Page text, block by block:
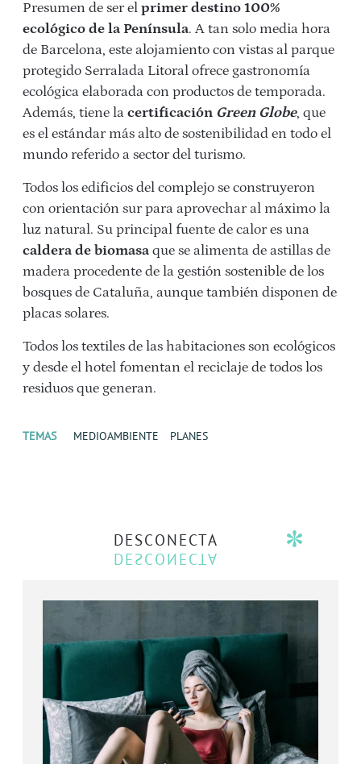
Presumen de ser el primer destino 100%
ecológico de la Península. A tan solo media hora
de Barcelona, este alojamiento con vistas al parque
protegido Serralada Litoral ofrece gastronomía
ecológica elaborada con productos de temporada.
Además, tiene la certificación Green Globe, que
es el estándar más alto de sostenibilidad en todo el
mundo referido a sector del turismo.
Todos los edificios del complejo se construyeron
con orientación sur para aprovechar al máximo la
luz natural. Su principal fuente de calor es una
caldera de biomasa que se alimenta de astillas de
madera procedente de la gestión sostenible de los
bosques de Cataluña, aunque también disponen de
placas solares.
Todos los textiles de las habitaciones son ecológicos
y desde el hotel fomentan el reciclaje de todos los
residuos que generan.
TEMAS MEDIOAMBIENTE PLANES
DESCONECTA